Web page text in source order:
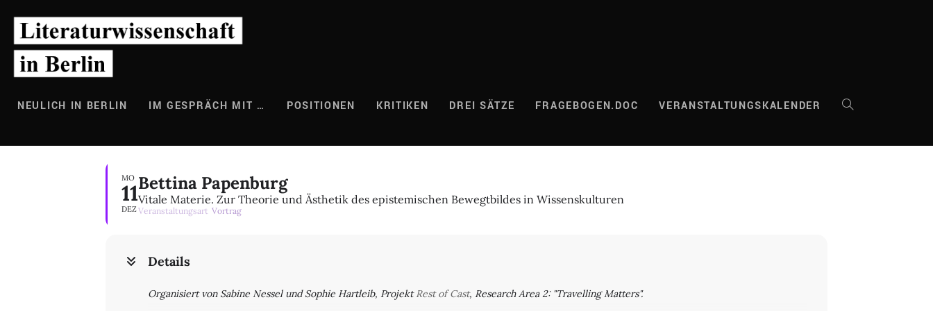
Inhalt
springen
NEULICH IN BERLIN IM GESPRÄCH MIT … POSITIONEN KRITIKEN DREI SÄTZE FRAGEBOGEN.DOC VERANSTALTUNGSKALENDER WEBSITE-
MO
11
DEZ
Bettina Papenburg
Vitale Materie. Zur Theorie und Ästhetik des epistemischen Bewegtbildes in Wissenskulturen
Veranstaltungsart Vortrag
Details
Organisiert von Sabine Nessel und Sophie Hartleib, ProjektRest of Cast, Research Area 2: "Travelling Matters".